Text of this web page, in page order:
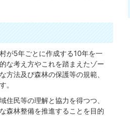
が5年ごとに作成する10年を一
な考え方やこれを踏まえたゾー
方法及び森林の保護等の規範、
。
民等の理解と協力を得つつ、
森林整備を推進することを目的